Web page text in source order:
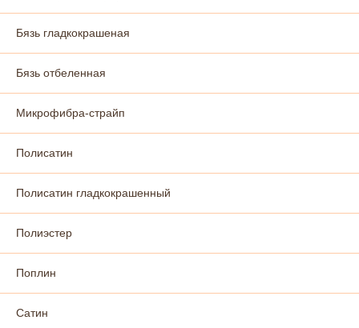
Бязь гладкокрашеная
Бязь отбеленная
Микрофибра-страйп
Полисатин
Полисатин гладкокрашенный
Полиэстер
Поплин
Сатин